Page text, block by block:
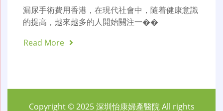
漏尿手術費用香港，在現代社會中，隨着健康意識
的提高，越來越多的人開始關注一��
Read More
Copyright © 2025深圳怡康婦產醫院All rights